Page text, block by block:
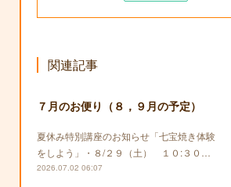
関連記事
７月のお便り（８，９月の予定）
夏休み特別講座のお知らせ「七宝焼き体験
をしよう」・８/２９（土） １０:３０…
2026.07.02 06:07